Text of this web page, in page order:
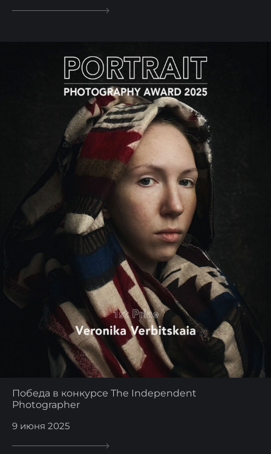
Победа в конкурсе The Independent
Photographer
9 июня 2025